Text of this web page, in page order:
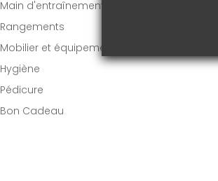
Main d'entraînement
Rangements
Mobilier et équipement
Hygiène
Pédicure
Bon Cadeau